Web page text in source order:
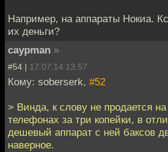
Например, на аппараты Нокиа.
их деньги?
caypman »
#54 | 17.07.14 13:57
Кому: soberserk, #52
> Винда, к слову не продается на
телефонах за три копейки, в
дешевый аппарат с ней баксов
наверное.